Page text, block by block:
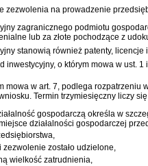
zezwolenia na prowadzenie
zagranicznego podmiotu
lub za złote pochodzące z
stanowią również patenty, licencje
inwestycyjny, o którym mowa w ust.
mowa w art. 7, podlega rozpatrzeniu
Termin trzymiesięczny liczy
gospodarczą określa w
działalności gospodarczej
zezwolenie zostało udzielone,
wielkość zatrudnienia,